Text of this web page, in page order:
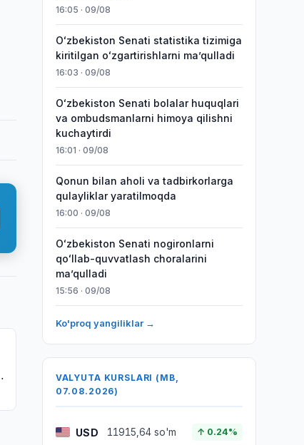
16:05 · 09/08
Oʻzbekiston Senati statistika tizimiga
kiritilgan oʻzgartirishlarni maʼqulladi
16:03 · 09/08
Oʻzbekiston Senati bolalar huquqlari
va ombudsmanlarni himoya qilishni
kuchaytirdi
16:01 · 09/08
Qonun bilan aholi va tadbirkorlarga
qulayliklar yaratilmoqda
16:00 · 09/08
Oʻzbekiston Senati nogironlarni
qoʻllab-quvvatlash choralarini
maʼqulladi
15:56 · 09/08
Ko'proq yangiliklar →
VALYUTA KURSLARI (MB,
07.08.2026)
USD 11915,64 so'm ↑ 0.24%